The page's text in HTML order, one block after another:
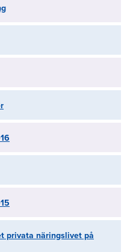
privata näringslivet på